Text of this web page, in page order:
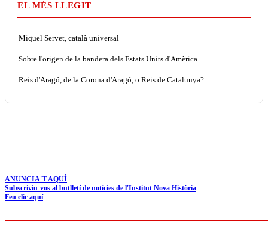
EL MÉS LLEGIT
Miquel Servet, català universal
Sobre l'origen de la bandera dels Estats Units d'Amèrica
Reis d'Aragó, de la Corona d'Aragó, o Reis de Catalunya?
ANUNCIA'T AQUÍ
Subscriviu-vos al butlletí de notícies de l'Institut Nova Història
Feu clic aquí